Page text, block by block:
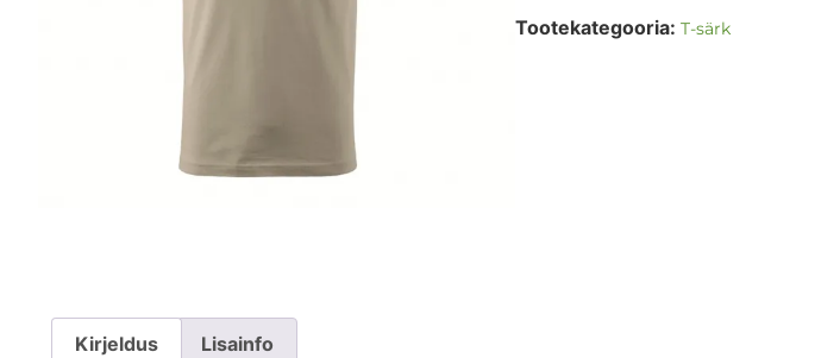
Tootekategooria: T-särk
Kirjeldus Lisainfo